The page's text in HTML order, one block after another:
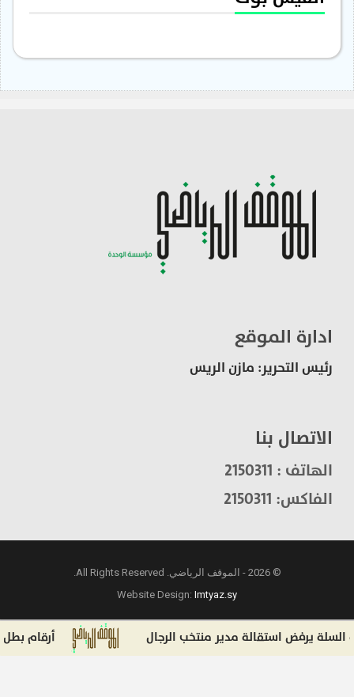
ادارة الموقع
رئيس التحرير: مازن الريس
الاتصال بنا
الهاتف : 2150311
الفاكس: 2150311
© 2026 - الموقف الرياضي. All Rights Reserved.
Website Design:Imtyaz.sy
يرفض استقالة مدير منتخب الرجال أرقام بطل